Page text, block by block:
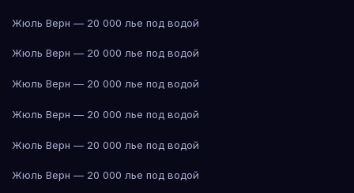
Жюль Верн — 20 000 лье под водой
Жюль Верн — 20 000 лье под водой
Жюль Верн — 20 000 лье под водой
Жюль Верн — 20 000 лье под водой
Жюль Верн — 20 000 лье под водой
Жюль Верн — 20 000 лье под водой